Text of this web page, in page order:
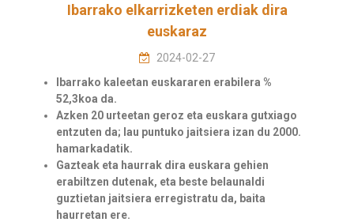
Ibarrako elkarrizketen erdiak dira
euskaraz
2024-02-27
Ibarrako kaleetan euskararen erabilera %
52,3koa da.
Azken 20 urteetan geroz eta euskara gutxiago
entzuten da; lau puntuko jaitsiera izan du 2000.
hamarkadatik.
Gazteak eta haurrak dira euskara gehien
erabiltzen dutenak, eta beste belaunaldi
guztietan jaitsiera erregistratu da, baita
haurretan ere.